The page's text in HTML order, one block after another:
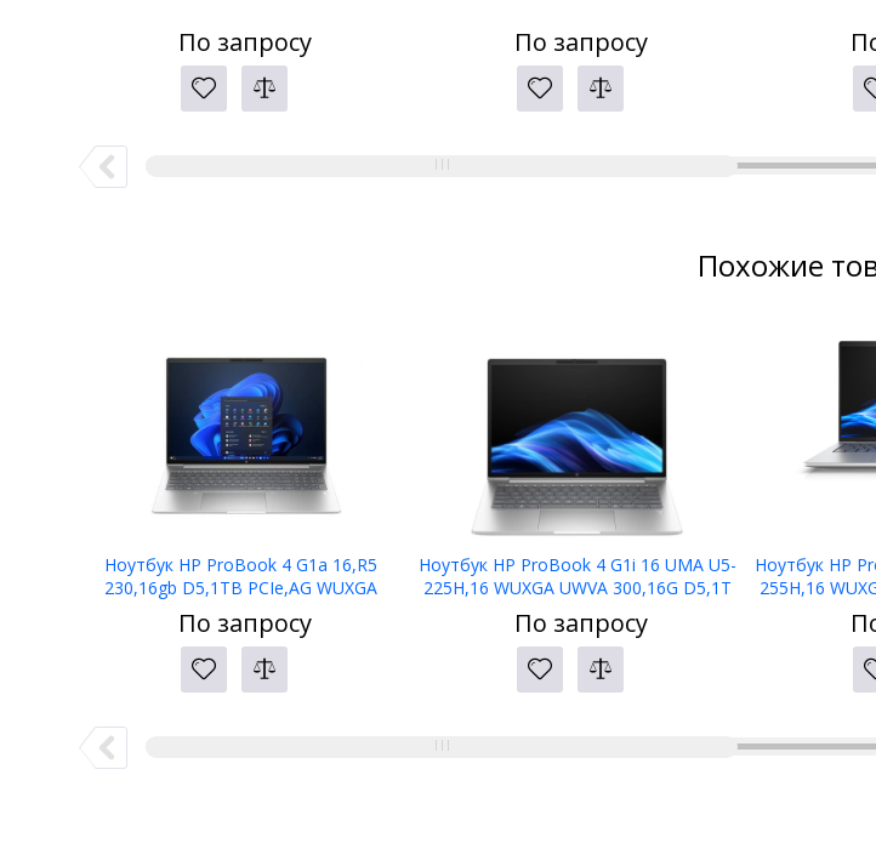
По запросу По запросу
Похожие
Ноутбук HP ProBook 4 G1a 16,R5
230,16gb D5,1TB PCIe,AG WUXGA
300,5mp IR,W11P,1yw,kbd bl
По запросу
Ноутбук HP ProBook 4 G1i 16 UMA U5-
225H,16 WUXGA UWVA 300,16G D5,1T
PCIe,W11p6,1yw,5MP IR,Bl kbd
KZ,WiFi7+BT5.4
По запросу
Ноутбук HP
255H,16